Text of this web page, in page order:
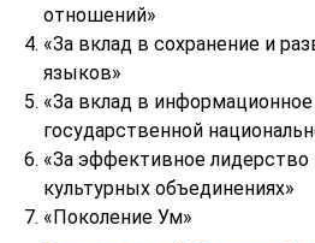
отношений»
«За вклад в сохранение и
языков»
«За вклад в
государственной
«За эффективное лидерство
культурных объединениях»
«Поколение Ум»